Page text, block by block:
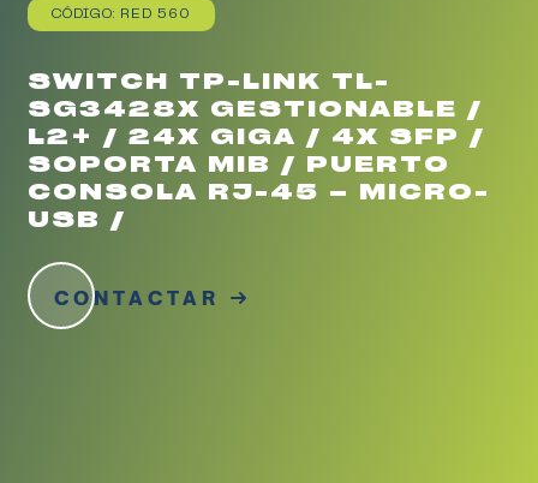
CÓDIGO: RED 560
SWITCH TP-LINK TL-
SG3428X GESTIONABLE /
L2+ / 24X GIGA / 4X SFP /
SOPORTA MIB / PUERTO
CONSOLA RJ-45 – MICRO-
USB /
CONTACTAR